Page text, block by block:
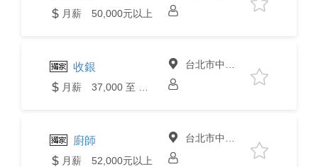
月薪 50,000元以上
收銀 台北市中山區
廚師
月薪 52,000元以上
台北市中山區